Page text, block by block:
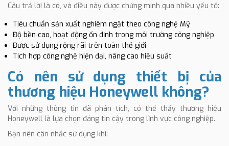
Câu trả lời là có, và điều này được chứng minh qua nhiều yếu tố:
Tiêu chuẩn sản xuất nghiêm ngặt theo công nghệ Mỹ
Độ bền cao, hoạt động ổn định trong môi trường công nghiệp
Được sử dụng rộng rãi trên toàn thế giới
Tích hợp công nghệ hiện đại, nâng cao hiệu suất
Có nên sử dụng thiết bị của
thương hiệu Honeywell không?
Với những thông tin đã phân tích, có thể thấy thương hiệu
Honeywell là lựa chọn đáng tin cậy trong lĩnh vực công nghiệp.
Bạn nên cân nhắc sử dụng khi: